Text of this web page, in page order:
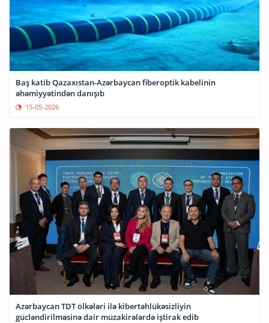
Baş katib Qazaxıstan-Azərbaycan fiberoptik kabelinin
əhəmiyyətindən danışıb
15-05-2026
Azərbaycan TDT ölkələri ilə kibertəhlükəsizliyin
gücləndirilməsinə dair müzakirələrdə iştirak edib